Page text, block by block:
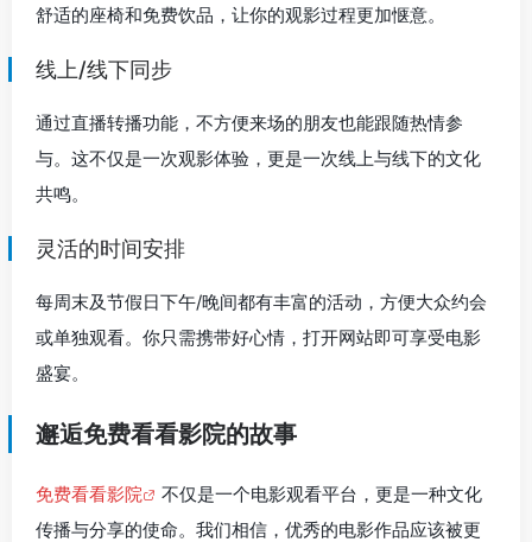
舒适的座椅和免费饮品，让你的观影过程更加惬意。
线上/线下同步
通过直播转播功能，不方便来场的朋友也能跟随热情参
与。这不仅是一次观影体验，更是一次线上与线下的文化
共鸣。
灵活的时间安排
每周末及节假日下午/晚间都有丰富的活动，方便大众约会
或单独观看。你只需携带好心情，打开网站即可享受电影
盛宴。
邂逅免费看看影院的故事
免费看看影院
不仅是一个电影观看平台，更是一种文化
传播与分享的使命。我们相信，优秀的电影作品应该被更